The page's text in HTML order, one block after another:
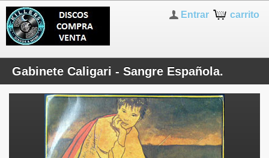
carrito
Entrar
Gabinete Caligari - Sangre Española.